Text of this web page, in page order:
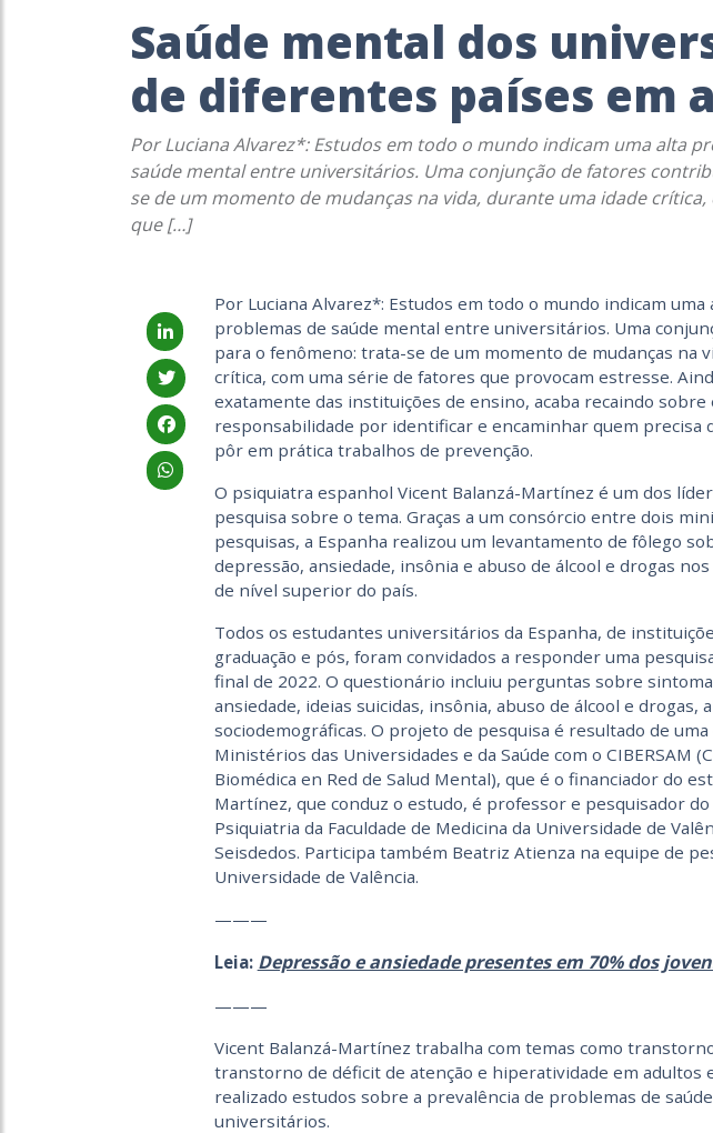
Saúde mental dos
de diferentes países em
Por Luciana Alvarez*: Estudos em todo o mundo indicam uma alta
saúde mental entre universitários. Uma conjunção de fatores
se de um momento de mudanças na vida, durante uma idade
que […]
Por Luciana Alvarez*: Estudos em todo o mundo indicam uma
problemas de saúde mental entre universitários. Uma
para o fenômeno: trata-se de um momento de mudanças na
crítica, com uma série de fatores que provocam estresse.
exatamente das instituições de ensino, acaba recaindo sobre
responsabilidade por identificar e encaminhar quem precisa
pôr em prática trabalhos de prevenção.
O psiquiatra espanhol Vicent Balanzá-Martínez é um dos
pesquisa sobre o tema. Graças a um consórcio entre dois
pesquisas, a Espanha realizou um levantamento de fôlego
depressão, ansiedade, insônia e abuso de álcool e drogas
de nível superior do país.
Todos os estudantes universitários da Espanha, de
graduação e pós, foram convidados a responder uma
final de 2022. O questionário incluiu perguntas sobre
ansiedade, ideias suicidas, insônia, abuso de álcool e drogas,
sociodemográficas. O projeto de pesquisa é resultado de
Ministérios das Universidades e da Saúde com o CIBERSAM
Biomédica en Red de Salud Mental), que é o financiador do
Martínez, que conduz o estudo, é professor e pesquisador
Psiquiatria da Faculdade de Medicina da Universidade de
Seisdedos. Participa também Beatriz Atienza na equipe de
Universidade de Valência.
———
Leia: Depressão e ansiedade presentes em 70% dos
———
Vicent Balanzá-Martínez trabalha com temas como
transtorno de déficit de atenção e hiperatividade em adultos
realizado estudos sobre a prevalência de problemas de
universitários.